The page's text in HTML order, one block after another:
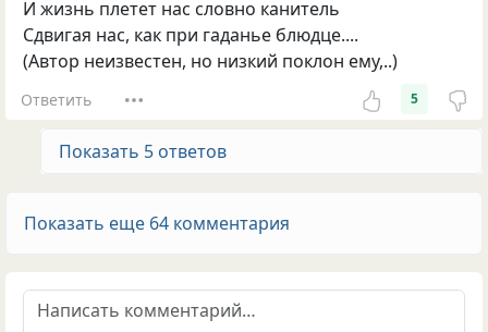
И жизнь плетет нас словно канитель
Cдвигая нас, как при гаданье блюдце....
(Автор неизвестен, но низкий поклон ему,..)
Ответить 5
Показать 5 ответов
Показать еще 64 комментария